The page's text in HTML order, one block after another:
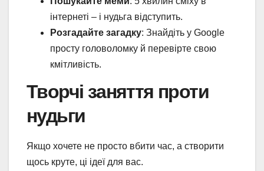
інтернеті – і нудьга відступить.
Розгадайте загадку: Знайдіть у Google
просту головоломку й перевірте свою
кмітливість.
Творчі заняття проти
нудьги
Якщо хочете не просто вбити час, а створити
щось круте, ці ідеї для вас.